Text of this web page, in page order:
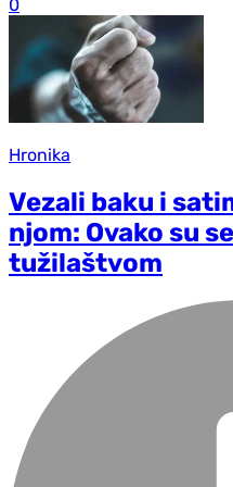
0
Hronika
Vezali baku i
njom: Ovako su
tužilaštvom